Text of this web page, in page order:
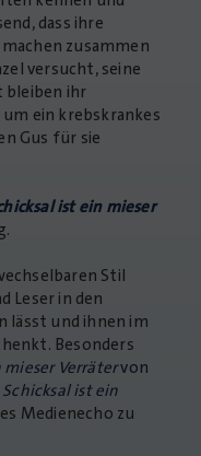
dass ihre
zusammen
versucht, seine
bleiben ihr
ein krebskrankes
Gus für sie
ist ein mieser
Stil
Leser in den
lässt und ihnen im
Besonders
mieser Verrätervon
Schicksal ist ein
Medienecho zu